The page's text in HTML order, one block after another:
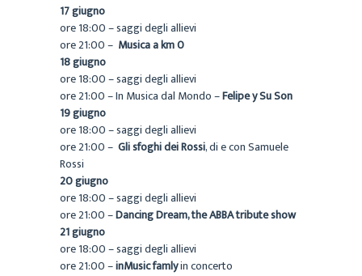
17 giugno
ore 18:00 – saggi degli allievi
ore 21:00 – Musica a km 0
18 giugno
ore 18:00 – saggi degli allievi
ore 21:00 – In Musica dal Mondo –Felipe y Su Son
19 giugno
ore 18:00 – saggi degli allievi
ore 21:00 – Gli sfoghi dei Rossi, di e con Samuele
Rossi
20 giugno
ore 18:00 – saggi degli allievi
ore 21:00 –Dancing Dream, the ABBA tribute show
21 giugno
ore 18:00 – saggi degli allievi
ore 21:00 –inMusic famlyin concerto